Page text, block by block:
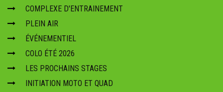
COMPLEXE D'ENTRAINEMENT
PLEIN AIR
ÉVÉNEMENTIEL
COLO ÉTÉ 2026
LES PROCHAINS STAGES
INITIATION MOTO ET QUAD